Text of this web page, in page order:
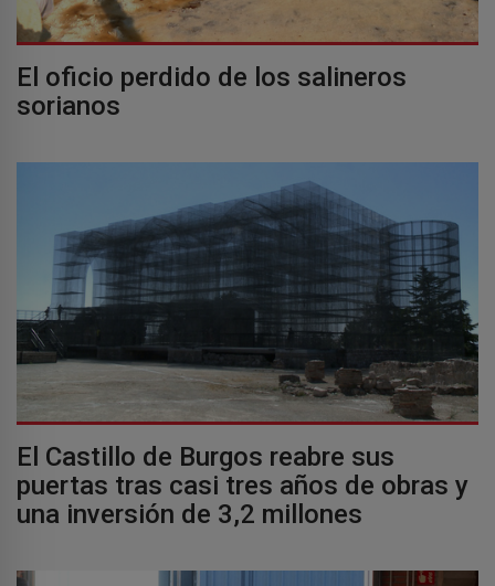
El oficio perdido de los salineros
sorianos
El Castillo de Burgos reabre sus
puertas tras casi tres años de obras y
una inversión de 3,2 millones